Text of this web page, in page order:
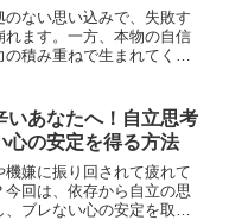
のない思い込みで、失敗す
れます。一方、本物の自信
の積み重ねで生まれてくる
手に入れましょう。
いあなたへ！自立思考
心の安定を得る方法
機嫌に振り回されて疲れて
今回は、依存から自立の思
ブレない心の安定を取り